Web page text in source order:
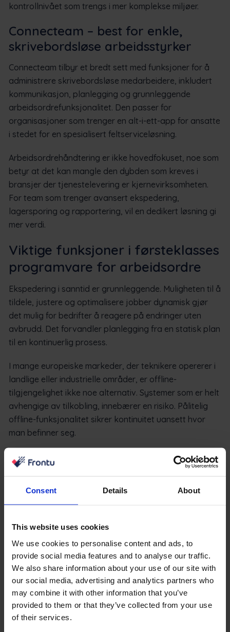
Consent Details About
This website uses cookies
We use cookies to personalise content and ads, to
provide social media features and to analyse our traffic.
We also share information about your use of our site with
our social media, advertising and analytics partners who
may combine it with other information that you’ve
provided to them or that they’ve collected from your use
of their services.
kontrollnivået som trengs i mer komplekse miljøer.
Connecteam – best for enkle,
skrivebordsløse arbeidsstyrker
Connecteam tilbyr et bredt sett med funksjoner for å
administrere skrivebordsløse medarbeidere, inkludert
kommunikasjon, planlegging og grunnleggende
arbeidsordrefunksjonalitet. Den passer for
organisasjoner som trenger en alt-i-ett-app for ansatte
i stedet for en spesialisert feltserviceløsning.
Arbeidsordrehåndtering er ikke hovedfokuset, noe som
betyr at det kan mangle den dybden som kreves i
bransjer der tjenestelevering er kjernevirksomheten.
For team som trenger avansert ekspedering,
lagersporing og rapportering, vil en dedikert løsning gi
mer verdi.
Viktige funksjoner i førsteklasses
programvare for arbeidsordre
Ekspedering i sanntid er grunnleggende. Muligheten til å
tildele, justere og optimalisere jobber dynamisk gjør
det mulig for bedrifter å reagere på endringer uten
avbrudd. Det forvandler planlegging fra en statisk plan
til en kontinuerlig prosess.
I mange europeiske markeder, der teknikere opererer i
landlige eller industrielle områder, er offline-
tilgjengelighet ikke noe alternativ. Systemer som er helt
avhengige av tilkobling, innebærer en risiko. Pålitelig
offline-funksjonalitet sikrer kontinuitet uansett hvor
man befinner seg.
Kundekommunikasjon har blitt en konkurransefaktor.
En innebygd portal eller automatiserte oppdateringer
manuelt arbeid. Åpenhet reduserer antall innkommende
Lagerbeholdning og sporing av deler har direkte
innvirkning på effektiviteten. Når teknikerne har
oversikt over tilgjengelige deler og hvor de befinner
seg, øker sannsynligheten for at jobben blir fullført ved
første besøk. Dette reduserer reisekostnadene og
forbedrer den generelle produktiviteten.
Slik velger du riktig løsning for